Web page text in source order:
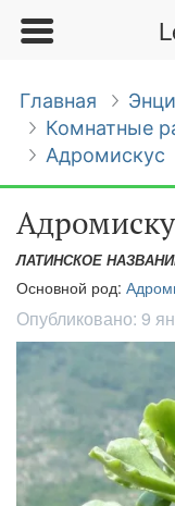
Главная
Комнатные
Адромискус
ЛАТИНСКОЕ
Основной род:
Опубликовано: 9